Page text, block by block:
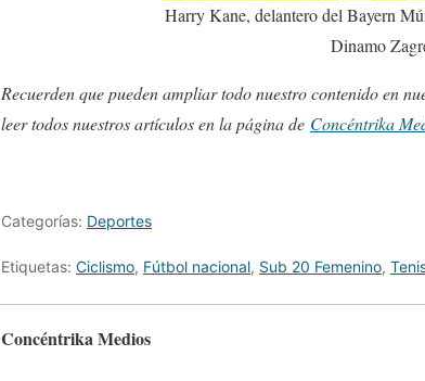
Harry Kane, delantero del Bayern
Dinamo
Recuerden que pueden ampliar todo nuestro contenido en
leer todos nuestros artículos en la página de Concéntrika
Categorías: Deportes
Etiquetas: Ciclismo, Fútbol nacional, Sub 20 Femenino,
Concéntrika Medios